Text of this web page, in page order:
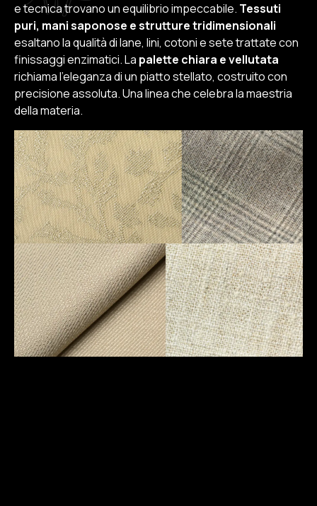
e tecnica trovano un equilibrio impeccabile. Tessuti
puri, mani saponose e strutture tridimensionali
esaltano la qualità di lane, lini, cotoni e sete trattate con
finissaggi enzimatici. La palette chiara e vellutata
richiama l’eleganza di un piatto stellato, costruito con
precisione assoluta. Una linea che celebra la maestria
della materia.